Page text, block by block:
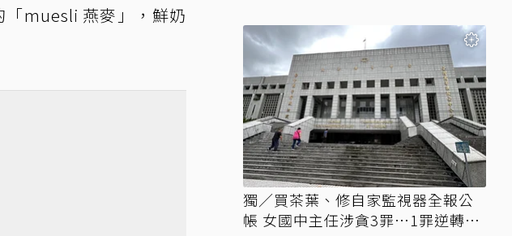
muesli 燕麥」，鮮奶
獨／買茶葉、修自家監視器全報公
帳 女國中主任涉貪3罪…1罪逆轉無